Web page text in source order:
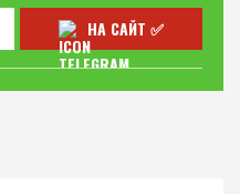
НА САЙТ ✅